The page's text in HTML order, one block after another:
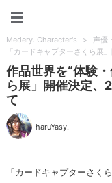
Medery. Character's > 声優
「カードキャプターさくら展
作品世界を“体験
ら展」開催決定、
て
haruYasy.
「カードキャプターさく